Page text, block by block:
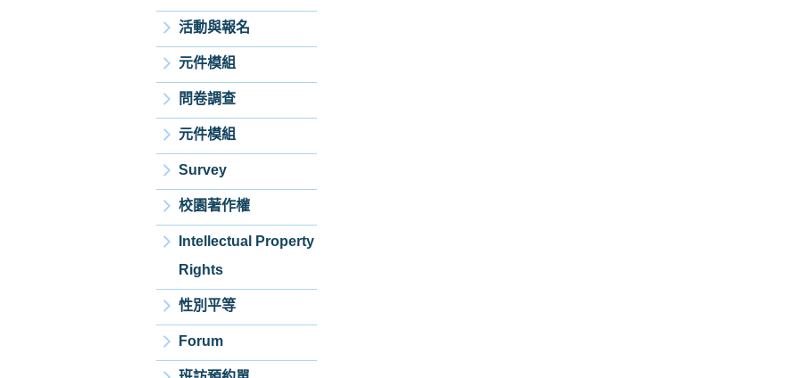
活動與報名
元件模組
問卷調查
元件模組
Survey
校園著作權
Intellectual Property
Rights
性別平等
Forum